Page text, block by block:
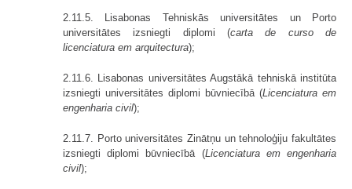
2.11.5. Lisabonas Tehniskās universitātes un Porto
universitātes izsniegti diplomi (carta de curso de
licenciatura em arquitectura);
2.11.6. Lisabonas universitātes Augstākā tehniskā institūta
izsniegti universitātes diplomi būvniecībā (Licenciatura em
engenharia civil);
2.11.7. Porto universitātes Zinātņu un tehnoloģiju fakultātes
izsniegti diplomi būvniecībā (Licenciatura em engenharia
civil);